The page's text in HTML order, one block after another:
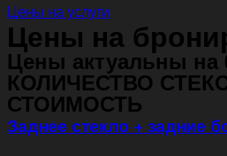
Цены на услуги
Цены на
Цены актуальны на
КОЛИЧЕСТВО
СТОИМОСТЬ
Заднее стекло + задние